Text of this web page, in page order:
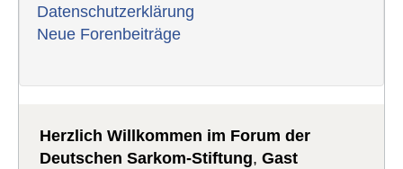
Datenschutzerklärung
Neue Forenbeiträge
Herzlich Willkommen im Forum der
Deutschen Sarkom-Stiftung,Gast